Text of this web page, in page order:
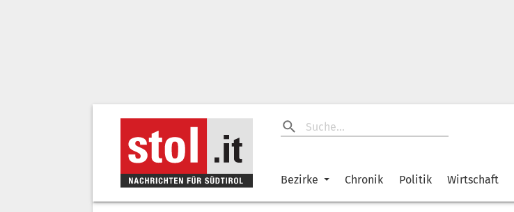
Bezirke Chronik Politik Wirtschaft